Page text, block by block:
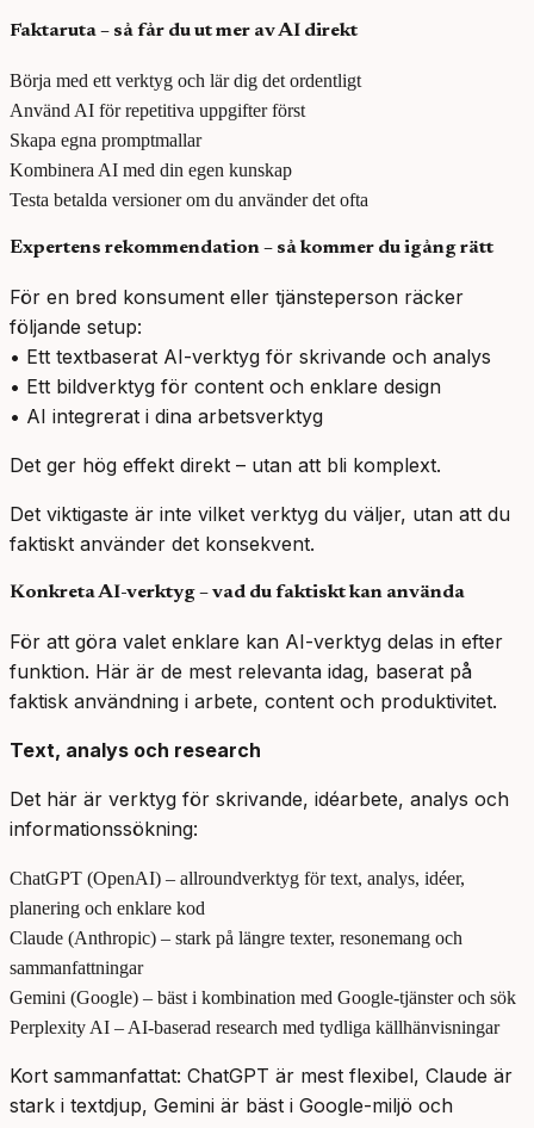
Faktaruta – så får du ut mer av AI direkt
Börja med ett verktyg och lär dig det ordentligt
Använd AI för repetitiva uppgifter först
Skapa egna promptmallar
Kombinera AI med din egen kunskap
Testa betalda versioner om du använder det ofta
Expertens rekommendation – så kommer du igång rätt
För en bred konsument eller tjänsteperson räcker
följande setup:
• Ett textbaserat AI-verktyg för skrivande och analys
• Ett bildverktyg för content och enklare design
• AI integrerat i dina arbetsverktyg
Det ger hög effekt direkt – utan att bli komplext.
Det viktigaste är inte vilket verktyg du väljer, utan att du
faktiskt använder det konsekvent.
Konkreta AI-verktyg – vad du faktiskt kan använda
För att göra valet enklare kan AI-verktyg delas in efter
funktion. Här är de mest relevanta idag, baserat på
faktisk användning i arbete, content och produktivitet.
Text, analys och research
Det här är verktyg för skrivande, idéarbete, analys och
informationssökning:
ChatGPT (OpenAI) – allroundverktyg för text, analys, idéer,
planering och enklare kod
Claude (Anthropic) – stark på längre texter, resonemang och
sammanfattningar
Gemini (Google) – bäst i kombination med Google-tjänster och sök
Perplexity AI – AI-baserad research med tydliga källhänvisningar
Kort sammanfattat: ChatGPT är mest flexibel, Claude är
stark i textdjup, Gemini är bäst i Google-miljö och